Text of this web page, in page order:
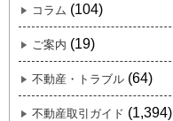
コラム (104)
ご案内 (19)
不動産・トラブル (64)
不動産取引ガイド (1,394)